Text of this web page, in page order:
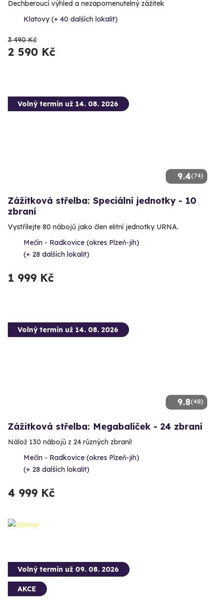
Dechberoucí výhled a nezapomenutelný zážitek
Klatovy (+ 40 dalších lokalit)
3 490 Kč
2 590 Kč
9.4(74)
Volný termín už 14. 08. 2026
Zážitková střelba: Speciální jednotky - 10
zbraní
Vystřílejte 80 nábojů jako člen elitní jednotky URNA.
Mečín - Radkovice (okres Plzeň-jih)
(+ 28 dalších lokalit)
1 999 Kč
9.8(48)
Volný termín už 14. 08. 2026
Zážitková střelba: Megabalíček - 24 zbraní
Nálož 130 nábojů z 24 různých zbraní!
Mečín - Radkovice (okres Plzeň-jih)
(+ 28 dalších lokalit)
4 999 Kč
Volný termín už 09. 08. 2026
AKCE